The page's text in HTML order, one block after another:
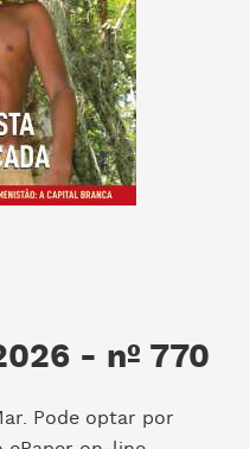
- nº 770
Pode optar por